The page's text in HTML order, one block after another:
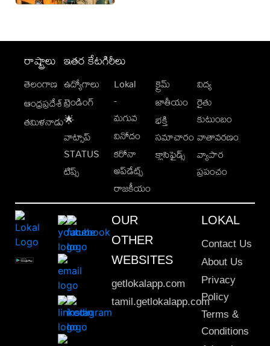
రాష్ట్రాలు
తెలంగాణ
ఆంధ్రప్రదేశ్
తమిళనాడు
ఇతర కేటగిరీలు
ఉద్యోగాలు
ట్రెండింగ్
🌟
వాట్సాప్
STATUS
టిప్స్
Lokal
-
మగువ
వినోదం
కరోనా
అప్‌డేట్స్
రాజకీయం
క్రైమ్
జాతీయం
భక్తి
సమాచారం
క్లాసిఫైడ్స్
విద్య
రైతు
కుటుంబం
వాతావరణం
వ్యాపార
ప్రపంచం
OUR
OTHER
WEBSITES
getlokalapp.com
tamil.getlokalapp.com
LOKAL
Contact Us
About Us
Privacy
Policy
Terms &
Conditions